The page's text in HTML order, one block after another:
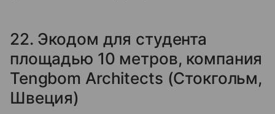
22. Экодом для студента
площадью 10 метров, компания
Tengbom Architects (Стокгольм,
Швеция)